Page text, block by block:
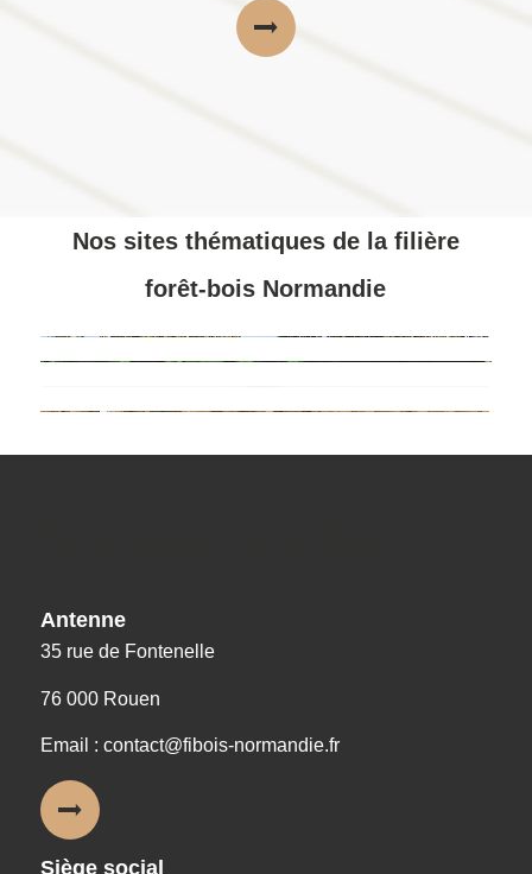
Nos sites thématiques de la filière
forêt-bois Normandie
Antenne
35 rue de Fontenelle
76 000 Rouen
Email : contact@fibois-normandie.fr
Siège social